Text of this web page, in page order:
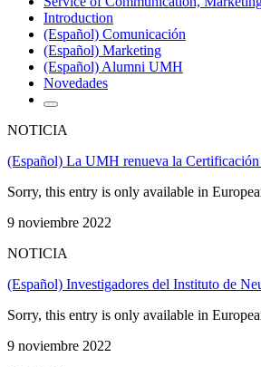
Introduction
(Español) Comunicación
(Español) Marketing
(Español) Alumni UMH
Novedades
NOTICIA
(Español) La UMH renueva la
Sorry, this entry is only available in
9 noviembre 2022
NOTICIA
(Español) Investigadores del Instituto de
Sorry, this entry is only available in
9 noviembre 2022